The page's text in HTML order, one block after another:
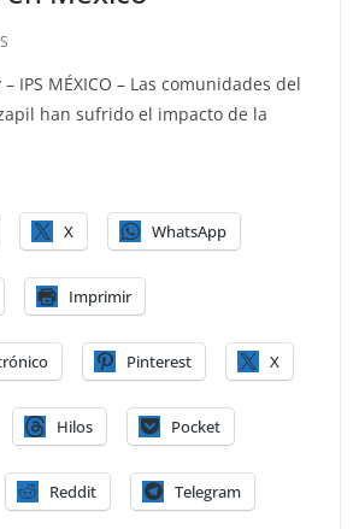
IPS MÉXICO – Las comunidades del
han sufrido el impacto de la
X WhatsApp
Imprimir
Pinterest X
Hilos Pocket
Reddit Telegram